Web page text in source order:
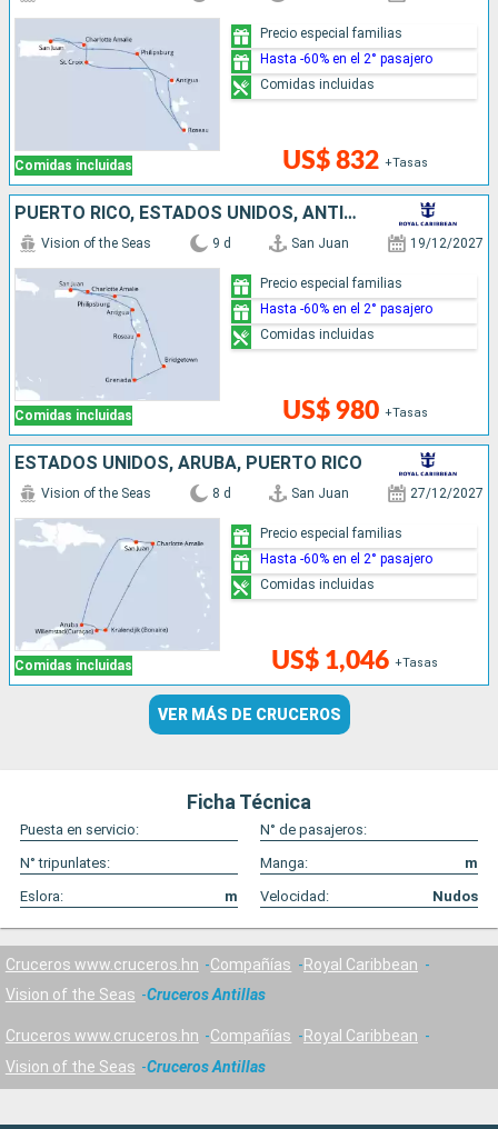
Comidas incluidas US$ 832 +Tasas
Precio especial familias
Hasta -60% en el 2° pasajero
Comidas incluidas
PUERTO RICO, ESTADOS UNIDOS, ANTIGUA Y BARBUDA, DOMINICA, GRENADA, BARBADOS, SAN MARTÍN
Comidas incluidas
Vision of the Seas 9 d San Juan 19/12/2027
US$ 980 +Tasas
Precio especial familias
Hasta -60% en el 2° pasajero
Comidas incluidas
ESTADOS UNIDOS, ARUBA, PUERTO RICO
Comidas incluidas
Vision of the Seas 8 d San Juan 27/12/2027
US$ 1,046 +Tasas
Precio especial familias
Hasta -60% en el 2° pasajero
Comidas incluidas
VER MÁS DE CRUCEROS
Ficha Técnica
Puesta en servicio:
N° de pasajeros:
N° tripunlates:
Manga:
m
Eslora:
m Velocidad: Nudos
Cruceros www.cruceros.hn Compañías
Royal Caribbean
Vision of the Seas
Cruceros Antillas
Cruceros www.cruceros.hn Compañías
Royal Caribbean
Vision of the Seas
Cruceros Antillas